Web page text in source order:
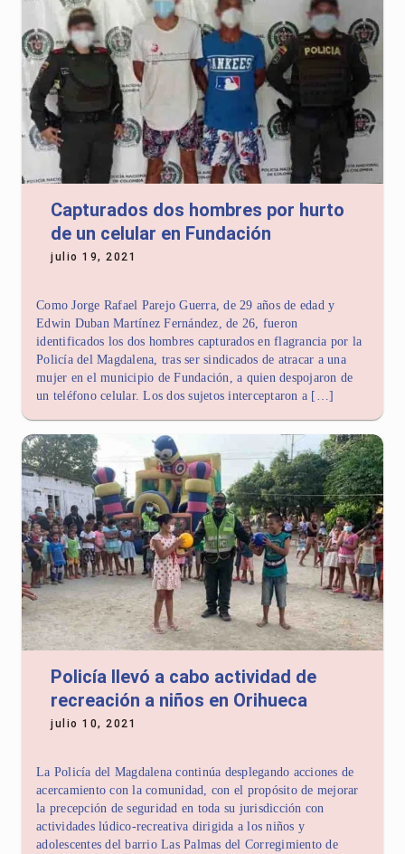
Capturados dos hombres por hurto
de un celular en Fundación
julio 19, 2021
Como Jorge Rafael Parejo Guerra, de 29 años de edad y
Edwin Duban Martínez Fernández, de 26, fueron
identificados los dos hombres capturados en flagrancia por la
Policía del Magdalena, tras ser sindicados de atracar a una
mujer en el municipio de Fundación, a quien despojaron de
un teléfono celular. Los dos sujetos interceptaron a […]
Policía llevó a cabo actividad de
recreación a niños en Orihueca
julio 10, 2021
La Policía del Magdalena continúa desplegando acciones de
acercamiento con la comunidad, con el propósito de mejorar
la precepción de seguridad en toda su jurisdicción con
actividades lúdico-recreativa dirigida a los niños y
adolescentes del barrio Las Palmas del Corregimiento de